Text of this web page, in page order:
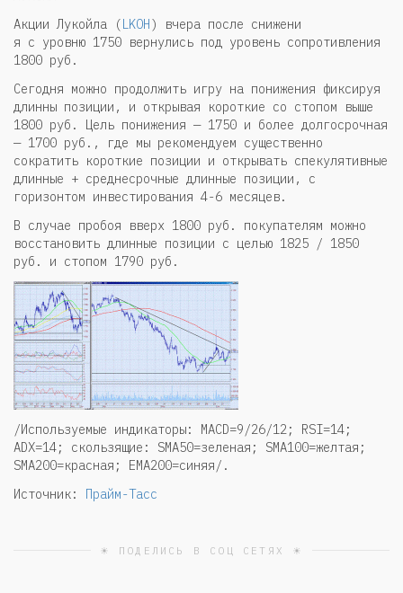
Акции Лукойла (LKOH) вчера после снижени
я с уровню 1750 вернулись под уровень сопротивления
1800 руб.
Сегодня можно продолжить игру на понижения фиксируя
длинны позиции, и открывая короткие со стопом выше
1800 руб. Цель понижения — 1750 и более долгосрочная
— 1700 руб., где мы рекомендуем существенно
сократить короткие позиции и открывать спекулятивные
длинные + среднесрочные длинные позиции, с
горизонтом инвестирования 4-6 месяцев.
В случае пробоя вверх 1800 руб. покупателям можно
восстановить длинные позиции с целью 1825 / 1850
руб. и стопом 1790 руб.
/Используемые индикаторы: MACD=9/26/12; RSI=14;
ADX=14; скользящие: SMA50=зеленая; SMA100=желтая;
SMA200=красная; EMA200=синяя/.
Источник: Прайм-Тасс
☀ ПОДЕЛИСЬ В СОЦ СЕТЯХ ☀